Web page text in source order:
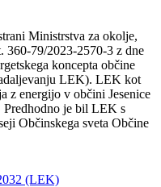
Ministrstva za okolje,
360-79/2023-2570-3 z dne
koncepta občine
LEK). LEK kot
z energijo v občini Jesenice
Predhodno je bil LEK s
Občinskega sveta Občine